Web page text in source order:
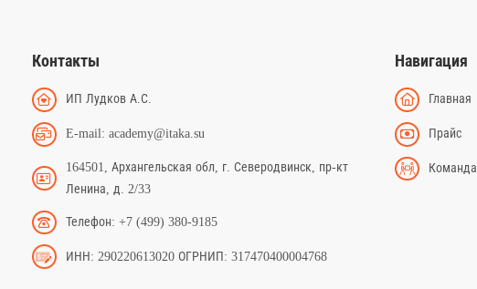
Контакты
ИП Лудков А.С.
E-mail: academy@itaka.su
164501, Архангельская обл, г. Северодвинск, пр-кт
Ленина, д. 2/33
Телефон: +7 (499) 380-9185
ИНН: 290220613020 ОГРНИП: 317470400004768
Навигация
Главная
Прайс
Команда